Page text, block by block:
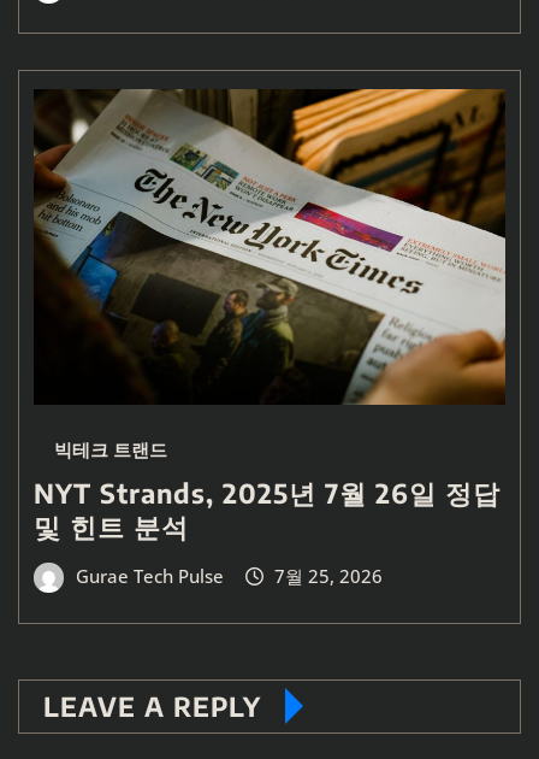
빅테크 트랜드
NYT Strands, 2025년 7월 26일 정답
및 힌트 분석
Gurae Tech Pulse 7월 25, 2026
LEAVE A REPLY